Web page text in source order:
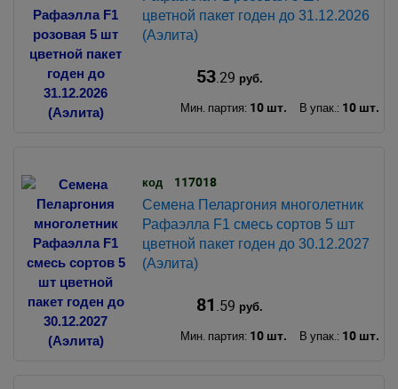
цветной пакет годен до 31.12.2026
(Аэлита)
53.29 руб.
Мин. партия: 10 шт. В упак.: 10 шт.
код 117018
Семена Пеларгония многолетник
Рафаэлла F1 смесь сортов 5 шт
цветной пакет годен до 30.12.2027
(Аэлита)
81.59 руб.
Мин. партия: 10 шт. В упак.: 10 шт.